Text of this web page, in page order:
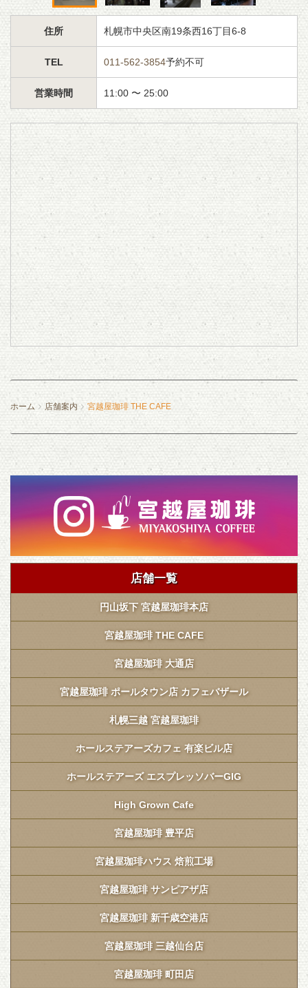
住所 札幌市中央区南19条西16丁目6-8
TEL 011-562-3854予約不可
営業時間 11:00 〜 25:00
ホーム 店舗案内 宮越屋珈琲 THE CAFE
店舗一覧
円山坂下 宮越屋珈琲本店
宮越屋珈琲 THE CAFE
宮越屋珈琲 大通店
宮越屋珈琲 ポールタウン店 カフェバザール
札幌三越 宮越屋珈琲
ホールステアーズカフェ 有楽ビル店
ホールステアーズ エスプレッソバーGIG
High Grown Cafe
宮越屋珈琲 豊平店
宮越屋珈琲ハウス 焙煎工場
宮越屋珈琲 サンピアザ店
宮越屋珈琲 新千歳空港店
宮越屋珈琲 三越仙台店
宮越屋珈琲 町田店